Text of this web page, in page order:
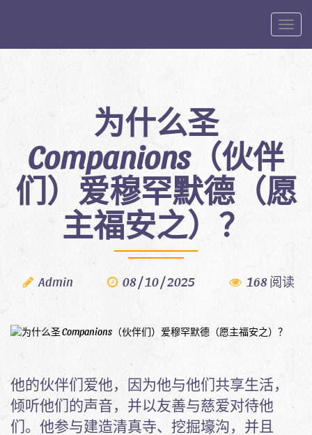
为什么圣
Companions（伙伴
们）爱穆罕默德（愿
主福安之）？
Admin 08 / 10 / 2025 168 阅读
他的伙伴们爱他，因为他与他们共享生活，
倾听他们的声音，并以友善与慈爱对待他
们。他参与建造清真寺、挖掘壕沟，并且